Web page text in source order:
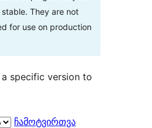
They are not
for use on production
a specific version to
ჩამოტვირთვა